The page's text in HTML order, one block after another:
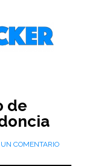
de
COMENTARIO